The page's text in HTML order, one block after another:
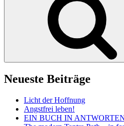
Neueste Beiträge
Licht der Hoffnung
Angstfrei leben!
EIN BUCH IN